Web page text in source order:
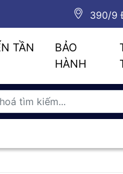
390/9
TẦN
BẢO
HÀNH